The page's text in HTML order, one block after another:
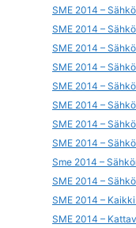
SME 2014 –
SME 2014 –
SME 2014 –
SME 2014 –
SME 2014 –
SME 2014 –
SME 2014 –
SME 2014 –
Sme 2014 –
SME 2014 –
SME 2014 –
SME 2014 –